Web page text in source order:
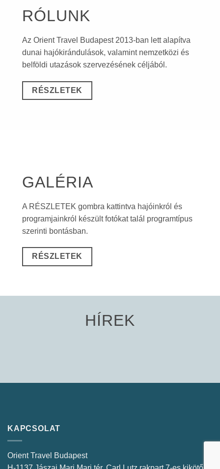
RÓLUNK
Az Orient Travel Budapest 2013-ban lett alapítva
dunai hajókirándulások, valamint nemzetközi és
belföldi utazások szervezésének céljából.
RÉSZLETEK
GALÉRIA
A RÉSZLETEK gombra kattintva hajóinkról és
programjainkról készült fotókat talál programtípus
szerinti bontásban.
RÉSZLETEK
HÍREK
KAPCSOLAT
Orient Travel Budapest